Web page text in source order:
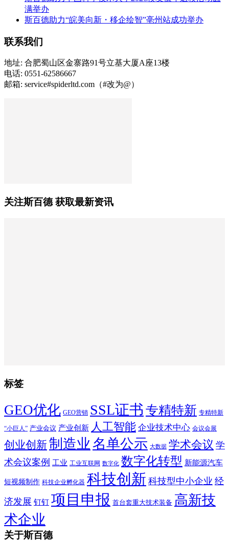
满举办
斯百德助力“皖美向新・移企绘智”亳州站成功举办
联系我们
地址: 合肥蜀山区金寨路91号立基大厦A座13楼
电话: 0551-62586667
邮箱: service#spiderltd.com（#改为@）
关注斯百德 获取最新资讯
标签
GEO优化 GEO营销 SSL证书 专精特新 专精特新
“小巨人” 产业会议 产业创新 人工智能 企业技术中心 会议会展
创业创新制造业 名单公示 大数据 学术会议 学
术会议案例 工业 工业互联网 数字化 数字化转型 新能源汽车
短视频制作 科技企业孵化器 科技创新 科技型中小企业 经
济发展 钉钉 项目申报 首台套重大技术装备 高新技
术企业
关于斯百德